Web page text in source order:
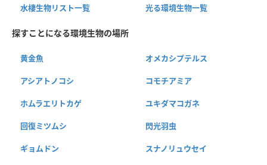
水棲生物リスト一覧 光る環境生物一覧
探すことになる環境生物の場所
黄金魚 オメカシプテルス
アシアトノコシ コモチアミア
ホムラエリトカゲ ユキダマコガネ
回復ミツムシ 閃光羽虫
ギョムドン スナノリュウセイ